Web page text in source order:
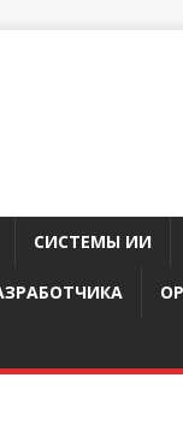
СИСТЕМЫ ИИ